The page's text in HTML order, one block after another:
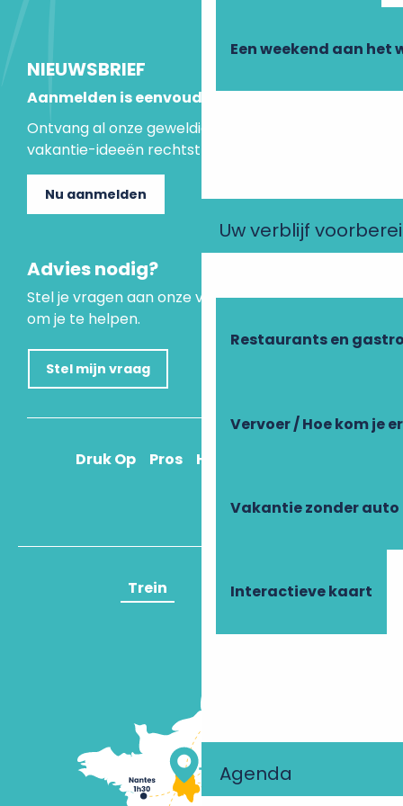
Een weekend aan het
Uw verblijf
Restaurants en
Vervoer / Hoe kom je
Vakantie zonder auto
Interactieve kaart
Agenda
NIEUWSBRIEF
Aanmelden is eenvoudig
Ontvang al onze geweldige aanbiedingen en
vakantie-ideeën rechtstreeks in je inbox.
Nu aanmelden
Advies nodig?
Stel je vragen aan onze virtuele assistent, die er is
om je te helpen.
Stel mijn vraag
Druk Op Pros Hoe kom ik daar?
Trein Vliegtuig